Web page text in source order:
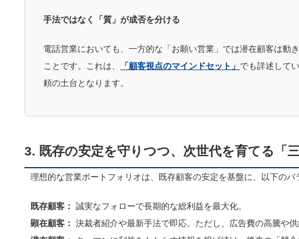
手法ではなく「質」が成否を分ける
電話営業においても、一方的な「お願い営業」では潜在顧客は動
ことです。これは、
「顧客視点のマインドセット」 でも詳述して
頼の土台となります。
3. 既存の安定を守りつつ、次世代を育てる「三
理想的な営業ポートフォリオは、既存顧客の安定を基盤に、以下のバ
既存顧客： 誠実なフォローで長期的な総利益を最大化。
顕在顧客： 決裁者紹介や最新手法で即応。ただし、広告費の高騰や供